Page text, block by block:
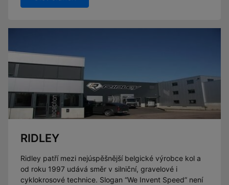
RIDLEY
Ridley patří mezi nejúspěšnější belgické výrobce kol a
od roku 1997 udává směr v silniční, gravelové i
cyklokrosové technice. Slogan “We Invent Speed” není